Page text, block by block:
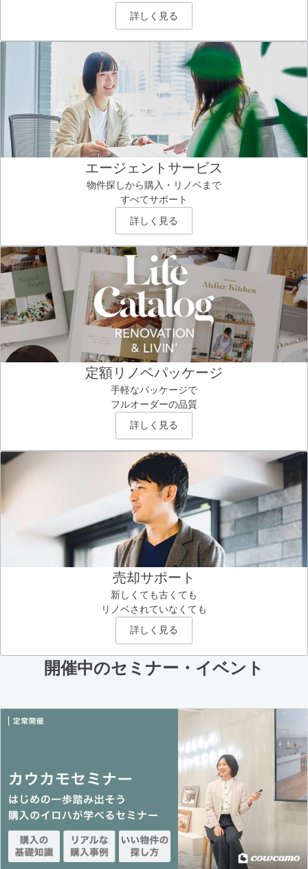
詳しく見る
エージェントサービス
物件探しから購入・リノベまで
すべてサポート
詳しく見る
定額リノベパッケージ
手軽なパッケージで
フルオーダーの品質
詳しく見る
売却サポート
新しくても古くても
リノベされていなくても
詳しく見る
開催中のセミナー・イベント